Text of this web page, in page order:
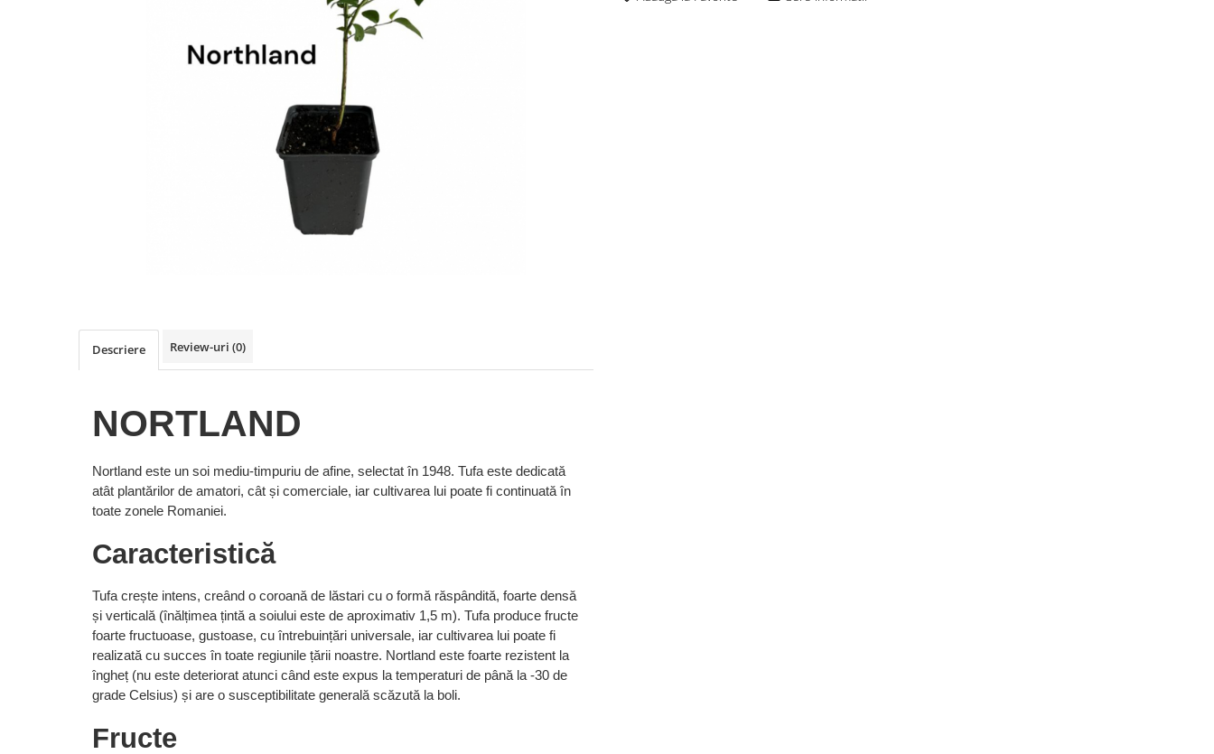
Descriere Review-uri (0)
NORTLAND
Nortland este un soi mediu-timpuriu de afine, selectat în 1948. Tufa este dedicată
atât plantărilor de amatori, cât și comerciale, iar cultivarea lui poate fi continuată în
toate zonele Romaniei.
Caracteristică
Tufa crește intens, creând o coroană de lăstari cu o formă răspândită, foarte densă
și verticală (înălțimea țintă a soiului este de aproximativ 1,5 m). Tufa produce fructe
foarte fructuoase, gustoase, cu întrebuințări universale, iar cultivarea lui poate fi
realizată cu succes în toate regiunile țării noastre. Nortland este foarte rezistent la
îngheț (nu este deteriorat atunci când este expus la temperaturi de până la -30 de
grade Celsius) și are o susceptibilitate generală scăzută la boli.
Fructe